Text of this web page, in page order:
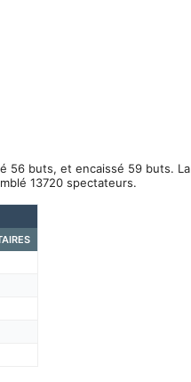
56 buts, et encaissé 59 buts. La
13720 spectateurs.